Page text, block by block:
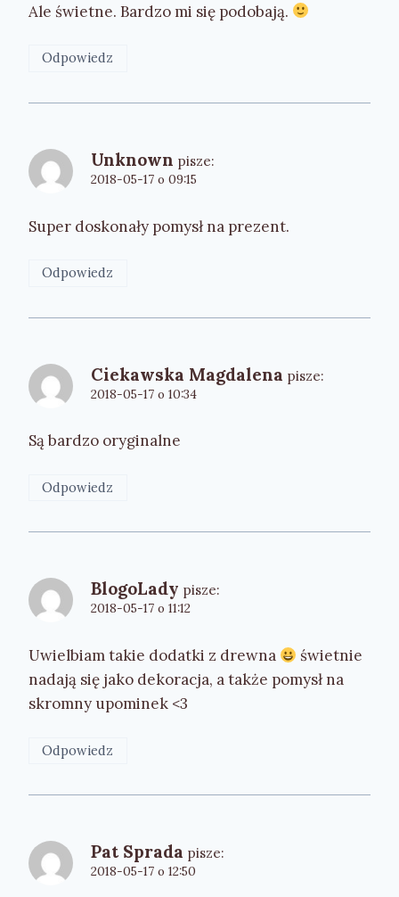
Ale świetne. Bardzo mi się podobają.
Odpowiedz
Unknown pisze:
2018-05-17 o 09:15
Super doskonały pomysł na prezent.
Odpowiedz
Ciekawska Magdalena pisze:
2018-05-17 o 10:34
Są bardzo oryginalne
Odpowiedz
BlogoLady pisze:
2018-05-17 o 11:12
Uwielbiam takie dodatki z drewna
świetnie
nadają się jako dekoracja, a także pomysł na
skromny upominek <3
Odpowiedz
Pat Sprada pisze:
2018-05-17 o 12:50